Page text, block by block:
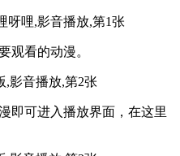
观看的动漫。
即可进入播放界面，在这里